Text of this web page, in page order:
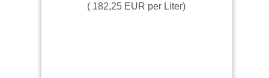
( 182,25 EUR per Liter)